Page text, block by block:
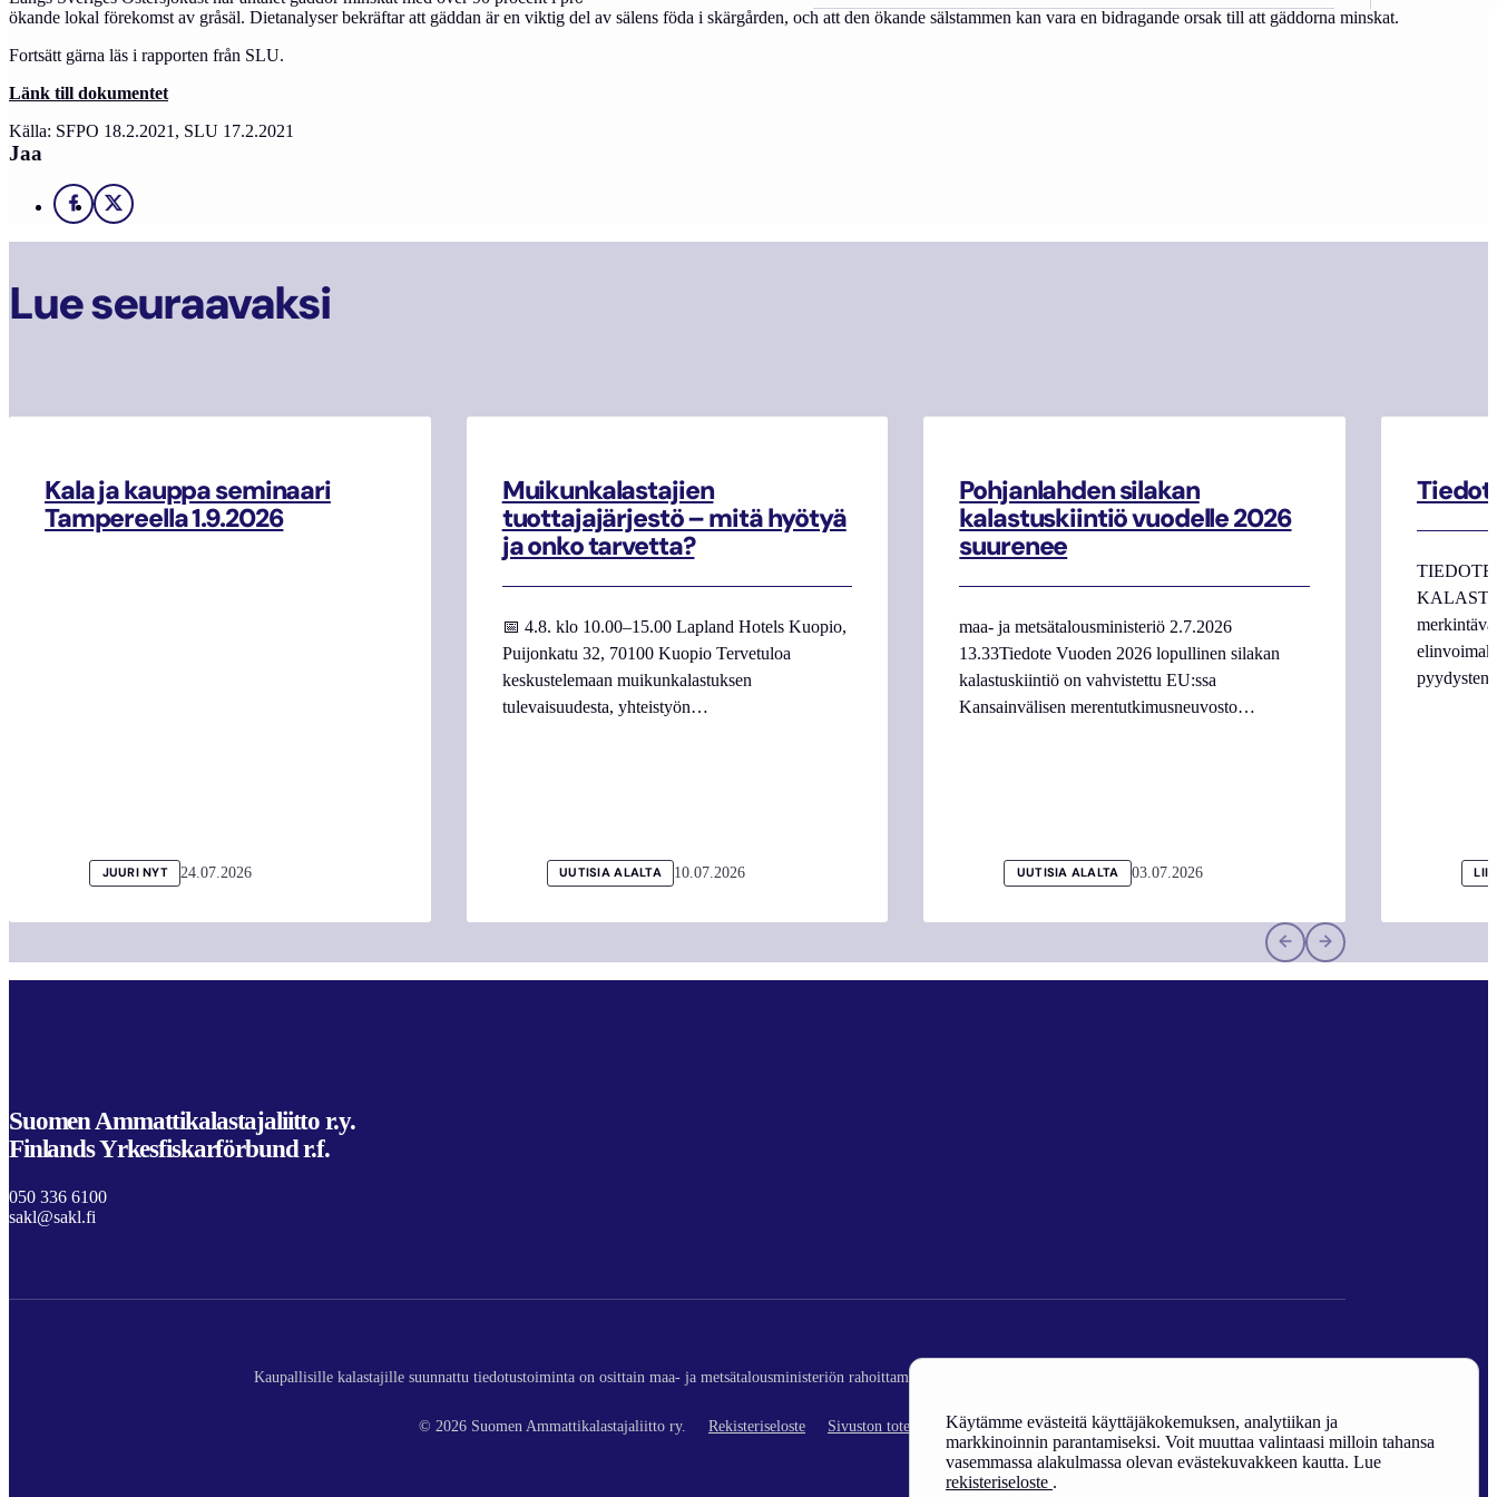
Käytämme evästeitä käyttäjäkokemuksen, analytiikan ja
markkinoinnin parantamiseksi. Voit muuttaa valintaasi milloin tahansa
vasemmassa alakulmassa olevan evästekuvakkeen kautta. Lue
rekisteriseloste .
ökande lokal förekomst av gråsäl. Dietanalyser bekräftar att gäddan är en viktig del av sälens föda i skärgården, och att den ökande sälstammen kan vara en bidragande orsak till att gäddorna minskat.
Fortsätt gärna läs i rapporten från SLU.
Länk till dokumentet
Källa: SFPO 18.2.2021, SLU 17.2.2021
Jaa
Facebook
X
Lue seuraavaksi
Kala ja kauppa seminaari
Tampereella 1.9.2026
JUURI NYT 24.07.2026
Muikunkalastajien
tuottajajärjestö – mitä hyötyä
ja onko tarvetta?
📅 4.8. klo 10.00–15.00 Lapland Hotels Kuopio,
Puijonkatu 32, 70100 Kuopio Tervetuloa
keskustelemaan muikunkalastuksen
tulevaisuudesta, yhteistyön…
UUTISIA ALALTA 10.07.2026
Pohjanlahden silakan
kalastuskiintiö vuodelle 2026
suurenee
maa- ja metsätalousministeriö 2.7.2026
13.33Tiedote Vuoden 2026 lopullinen silakan
kalastuskiintiö on vahvistettu EU:ssa
Kansainvälisen merentutkimusneuvosto…
UUTISIA ALALTA 03.07.2026
pyydysten
Suomen Ammattikalastajaliitto r.y.
Finlands Yrkesfiskarförbund r.f.
050 336 6100
sakl@sakl.fi
Kaupallisille kalastajille suunnattu tiedotustoiminta on osittain maa- ja metsätalousministeriön rahoittamaa (kalatalouden edistäminen).
© 2026 Suomen Ammattikalastajaliitto ry. Rekisteriseloste Sivuston toteutus